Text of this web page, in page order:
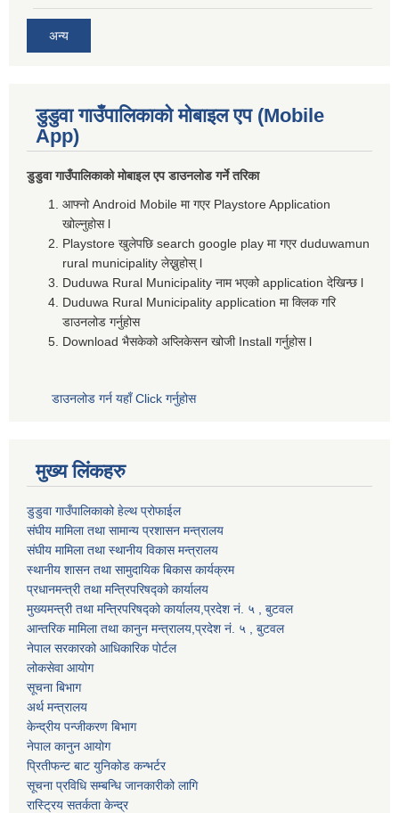
अन्य
डुडुवा गाउँपालिकाको मोबाइल एप (Mobile
App)
डुडुवा गाउँपालिकाको मोबाइल एप डाउनलोड गर्ने तरिका
आफ्नो Android Mobile मा गएर Playstore Application
खोल्नुहोस l
Playstore खुलेपछि search google play मा गएर duduwamun
rural municipality लेख्नुहोस् l
Duduwa Rural Municipality नाम भएको application देखिन्छ l
Duduwa Rural Municipality application मा क्लिक गरि
डाउनलोड गर्नुहोस
Download भैसकेको अप्लिकेसन खोजी Install गर्नुहोस l
डाउनलोड गर्न यहाँ Click गर्नुहोस
मुख्य लिंकहरु
डुडुवा गाउँपालिकाको हेल्थ प्रोफाईल
संघीय मामिला तथा सामान्य प्रशासन मन्त्रालय
संघीय मामिला तथा स्थानीय विकास मन्त्रालय
स्थानीय शासन तथा सामुदायिक बिकास कार्यक्रम
प्रधानमन्त्री तथा मन्त्रिपरिषद्को कार्यालय
मुख्यमन्त्री तथा मन्त्रिपरिषद्को कार्यालय,प्रदेश नं. ५ , बुटवल
आन्तरिक मामिला तथा कानुन मन्त्रालय,प्रदेश नं. ५ , बुटवल
नेपाल सरकारको आधिकारिक पोर्टल
लोकसेवा आयोग
सूचना बिभाग
अर्थ मन्त्रालय
केन्द्रीय पन्जीकरण बिभाग
नेपाल कानुन आयोग
प्रितीफन्ट बाट युनिकोड कन्भर्टर
सूचना प्रविधि सम्बन्धि जानकारीको लागि
रास्ट्रिय सतर्कता केन्द्र